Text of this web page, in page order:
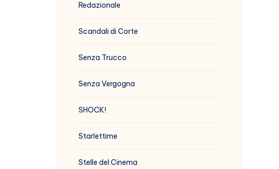
Redazionale
Scandali di Corte
Senza Trucco
Senza Vergogna
SHOCK!
Starlettime
Stelle del Cinema